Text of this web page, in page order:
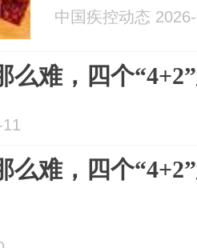
中国疾控动态
么难，四个
么难，四个